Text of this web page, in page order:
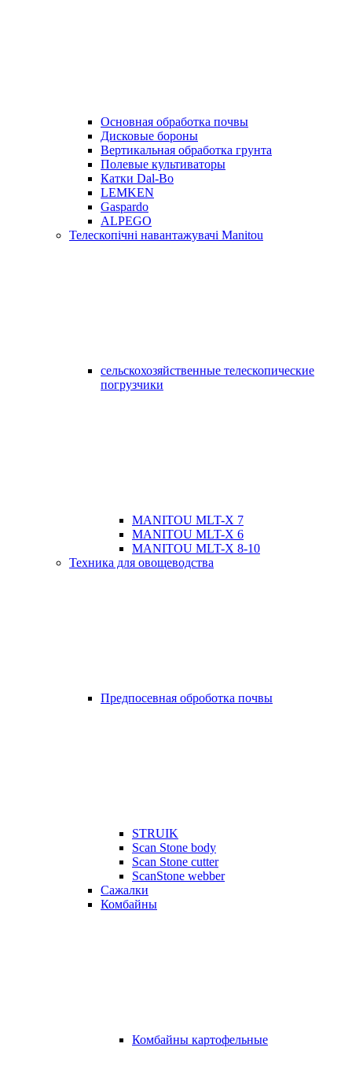
Основная обработка почвы
Дисковые бороны
Вертикальная обработка грунта
Полевые культиваторы
Катки Dal-Bo
LEMKEN
Gaspardo
ALPEGO
Телескопічні навантажувачі Manitou
сельскохозяйственные телескопические
погрузчики
MANITOU MLT-X 7
MANITOU MLT-X 6
MANITOU MLT-X 8-10
Техника для овощеводства
Предпосевная оброботка почвы
STRUIK
Scan Stone body
Scan Stone cutter
ScanStone webber
Сажалки
Комбайны
Комбайны картофельные